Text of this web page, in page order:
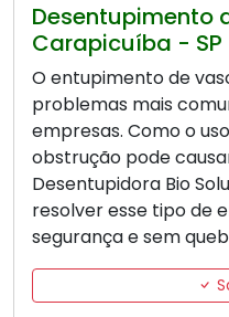
Desentupimento
Carapicuíba - SP
O entupimento de
problemas mais
empresas. Como o
obstrução pode
Desentupidora Bio
resolver esse tipo de
segurança e sem